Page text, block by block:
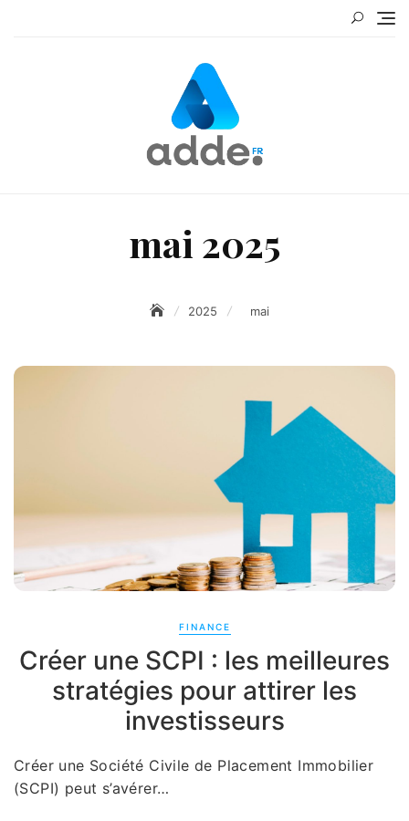
mai 2025
2025 mai
FINANCE
Créer une SCPI : les meilleures
stratégies pour attirer les
investisseurs
Créer une Société Civile de Placement Immobilier
(SCPI) peut s’avérer…